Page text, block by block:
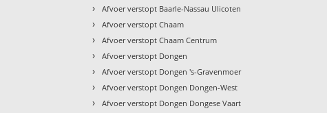
› Afvoer verstopt Baarle-Nassau Ulicoten
› Afvoer verstopt Chaam
› Afvoer verstopt Chaam Centrum
› Afvoer verstopt Dongen
› Afvoer verstopt Dongen 's-Gravenmoer
› Afvoer verstopt Dongen Dongen-West
› Afvoer verstopt Dongen Dongese Vaart